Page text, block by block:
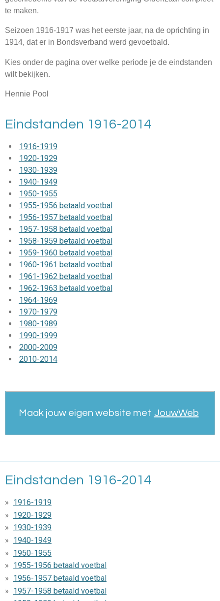
te maken.
Seizoen 1916-1917 was het eerste jaar, na de oprichting in
1914, dat er in Bondsverband werd gevoetbald.
Kies onder de pagina over welke periode je de eindstanden
wilt bekijken.
Hennie Pool
Eindstanden 1916-2014
1916-1919
1920-1929
1930-1939
1940-1949
1950-1955
1955-1956 betaald voetbal
1956-1957 betaald voetbal
1957-1958 betaald voetbal
1958-1959 betaald voetbal
1959-1960 betaald voetbal
1960-1961 betaald voetbal
1961-1962 betaald voetbal
1962-1963 betaald voetbal
1964-1969
1970-1979
1980-1989
1990-1999
2000-2009
2010-2014
Maak jouw eigen website met JouwWeb
Eindstanden 1916-2014
1916-1919
1920-1929
1930-1939
1940-1949
1950-1955
1955-1956 betaald voetbal
1956-1957 betaald voetbal
1957-1958 betaald voetbal